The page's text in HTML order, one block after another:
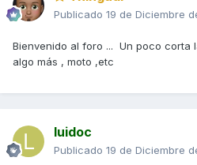
Publicado 19 de Diciembre
Bienvenido al foro ... Un poco
algo más , moto ,etc
luidoc
Publicado 19 de Diciembre